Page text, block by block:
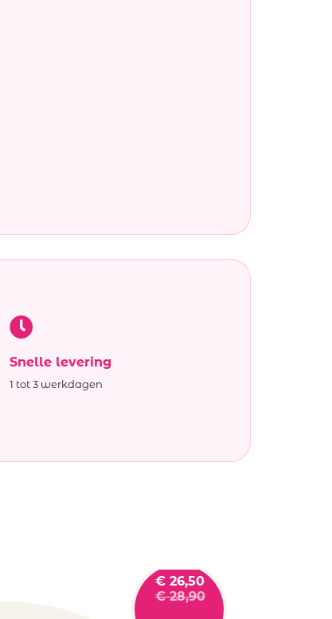
Snelle levering
1 tot 3 werkdagen
€ 26,50
€28,90